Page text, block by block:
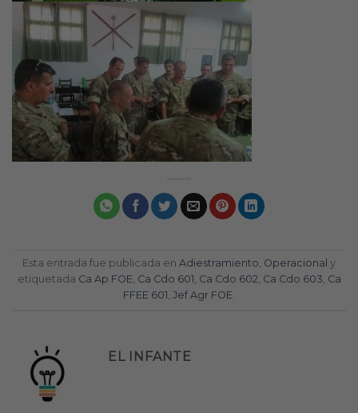
Esta entrada fue publicada en Adiestramiento, Operacional y
etiquetada Ca Ap FOE, Ca Cdo 601, Ca Cdo 602, Ca Cdo 603, Ca
FFEE 601, Jef Agr FOE.
EL INFANTE